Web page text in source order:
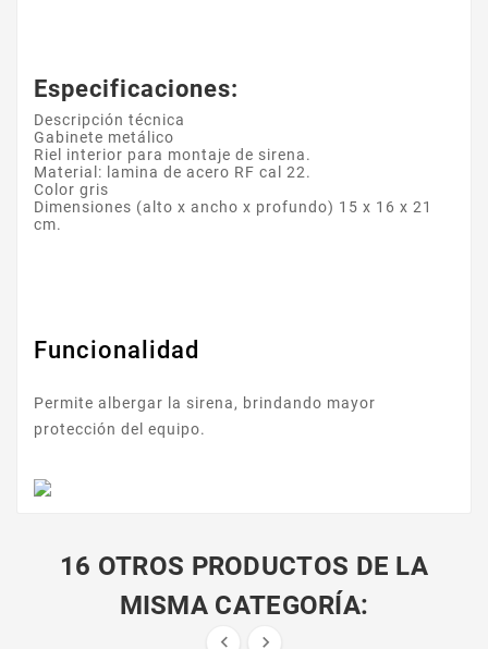
Especificaciones:
Descripción técnica
Gabinete metálico
Riel interior para montaje de sirena.
Material: lamina de acero RF cal 22.
Color gris
Dimensiones (alto x ancho x profundo) 15 x 16 x 21
cm.
Funcionalidad
Permite albergar la sirena, brindando mayor
protección del equipo.
16 OTROS PRODUCTOS DE LA
MISMA CATEGORÍA:
 